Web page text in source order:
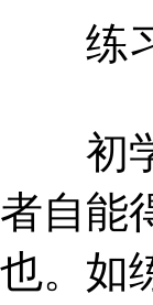
练习
初学
者自能
也。如